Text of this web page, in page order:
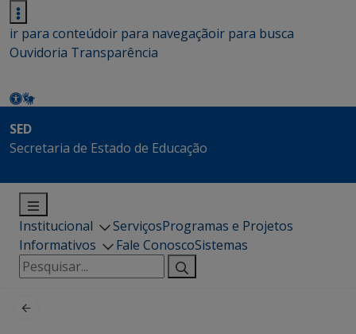
ir para conteúdoir para navegaçãoir para busca
Ouvidoria Transparência
SED
Secretaria de Estado de Educação
Institucional ServiçosProgramas e Projetos
Informativos
Fale ConoscoSistemas
Pesquisar
por: